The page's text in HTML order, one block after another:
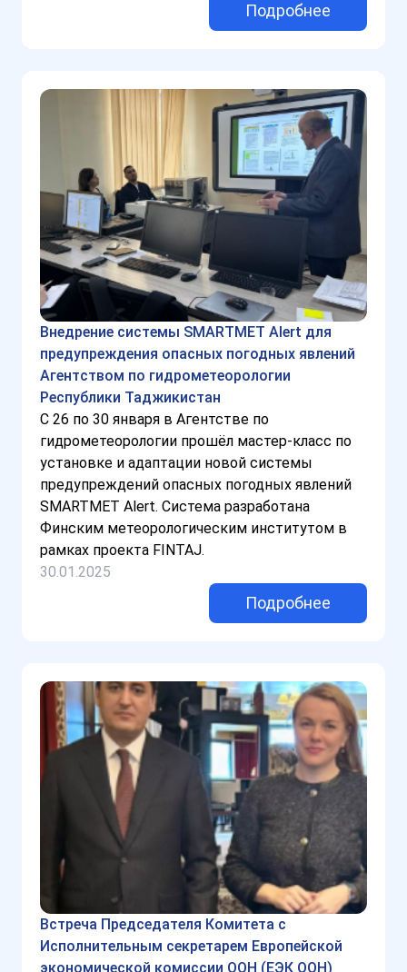
Подробнее
Внедрение системы SMARTMET Alert для
предупреждения опасных погодных явлений
Агентством по гидрометеорологии
Республики Таджикистан
С 26 по 30 января в Агентстве по
гидрометеорологии прошёл мастер-класс по
установке и адаптации новой системы
предупреждений опасных погодных явлений
SMARTMET Alert. Система разработана
Финским метеорологическим институтом в
рамках проекта FINTAJ.
30.01.2025
Подробнее
Встреча Председателя Комитета с
Исполнительным секретарем Европейской
экономической комиссии ООН (ЕЭК ООН)